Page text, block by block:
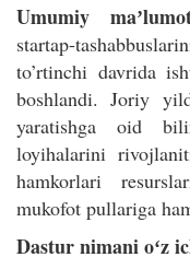
Umumiy
startap-
to’rtinchi davrida
boshlandi. Joriy
yaratishga oid
loyihalarini
hamkorlari
mukofot pullariga
Dastur nimani oʻz